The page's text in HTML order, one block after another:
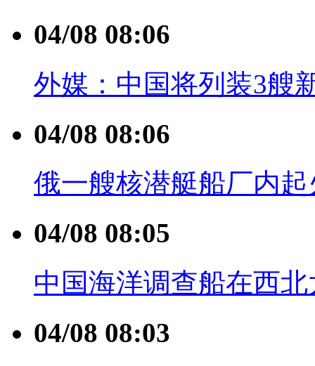
04/08 08:06
外媒：中国将列装3艘
04/08 08:06
俄一艘核潜艇船厂内
04/08 08:05
中国海洋调查船在西
04/08 08:03